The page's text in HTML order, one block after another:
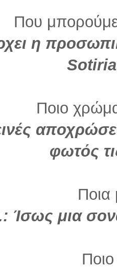
Που
η
Ποιο χρώμα
φωτός
Ποια
Ίσως μια